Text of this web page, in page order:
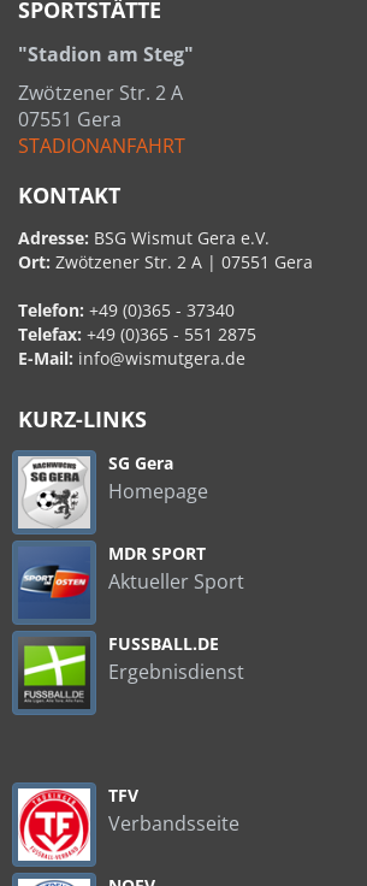
SPORTSTÄTTE
"Stadion am Steg"
Zwötzener Str. 2 A
07551 Gera
STADIONANFAHRT
KONTAKT
Adresse: BSG Wismut Gera e.V.
Ort: Zwötzener Str. 2 A | 07551 Gera
Telefon: +49 (0)365 - 37340
Telefax: +49 (0)365 - 551 2875
E-Mail: info@wismutgera.de
KURZ-LINKS
SG Gera
Homepage
MDR SPORT
Aktueller Sport
FUSSBALL.DE
Ergebnisdienst
TFV
Verbandsseite